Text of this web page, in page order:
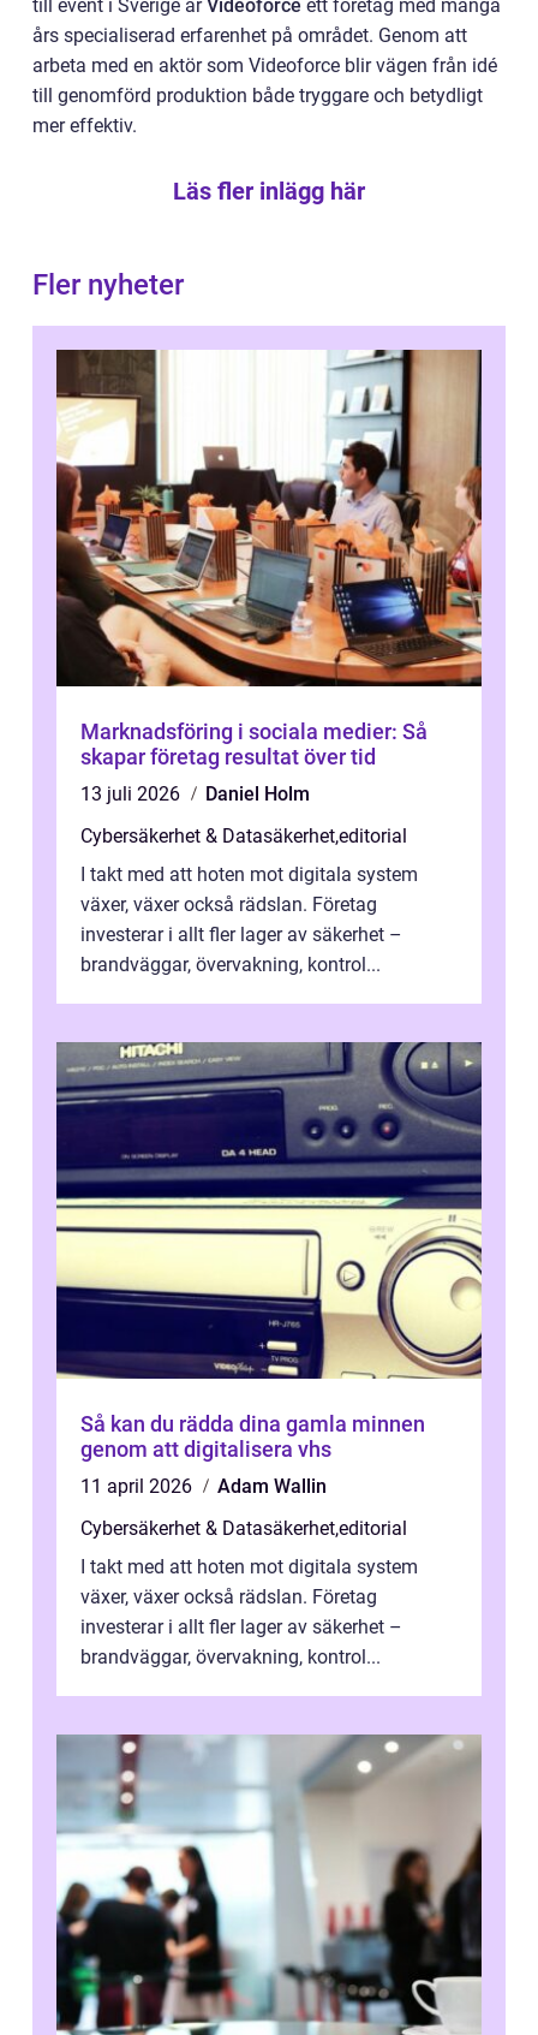
till event i Sverige är Videoforce ett företag med många
års specialiserad erfarenhet på området. Genom att
arbeta med en aktör som Videoforce blir vägen från idé
till genomförd produktion både tryggare och betydligt
mer effektiv.
Läs fler inlägg här
Fler nyheter
Marknadsföring i sociala medier: Så
skapar företag resultat över tid
13 juli 2026
Daniel Holm
Cybersäkerhet & Datasäkerhet,editorial
I takt med att hoten mot digitala system
växer, växer också rädslan. Företag
investerar i allt fler lager av säkerhet –
brandväggar, övervakning, kontrol...
Så kan du rädda dina gamla minnen
genom att digitalisera vhs
11 april 2026
Adam Wallin
Cybersäkerhet & Datasäkerhet,editorial
I takt med att hoten mot digitala system
växer, växer också rädslan. Företag
investerar i allt fler lager av säkerhet –
brandväggar, övervakning, kontrol...